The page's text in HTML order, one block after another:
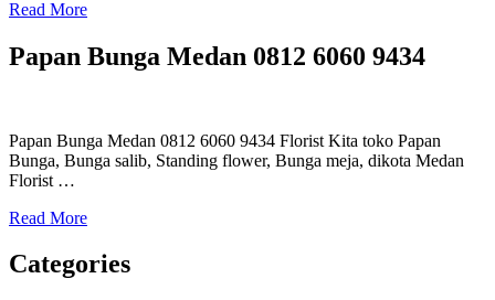
Read More
Papan Bunga Medan 0812 6060 9434
Papan Bunga Medan 0812 6060 9434 Florist Kita toko Papan
Bunga, Bunga salib, Standing flower, Bunga meja, dikota Medan
Florist …
Read More
Categories